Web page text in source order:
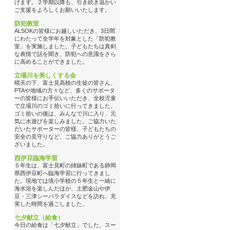
げます。２学期以降も、引き続き温かい
ご支援をよろしくお願いいたします。
防犯教室
ALSOKの皆様にお越しいただき、3日間
にわたって全学年を対象とした「防犯教
室」を実施しました。子どもたちは真剣
な表情で話を聞き、防犯への意識をさら
に高めることができました。
立場川を美しくする会
晴天の下、富士見高校の生徒の皆さん、
PTAや地域の方々など、多くのサポータ
ーの皆様にお手伝いいただき、全校児童
で立場川のゴミ拾いに行ってきました。
ゴミ拾いの後は、みんなで川に入り、元
気に水遊びを楽しみました。ご協力いた
だいたサポーターの皆様、子どもたちの
安全の見守りなど、ご協力ありがとうご
ざいました。
西伊豆臨海学習
５年生は、富士見町の姉妹町である静岡
県西伊豆町へ臨海学習に行ってきまし
た。現地では境小学校の５年生と一緒に
海水浴を楽しんだほか、土肥金山や伊
豆・三津シーパラダイスなどを訪れ、充
実した時間を過ごしました。
七夕献立（給食）
今日の給食は「七夕献立」でした。スー